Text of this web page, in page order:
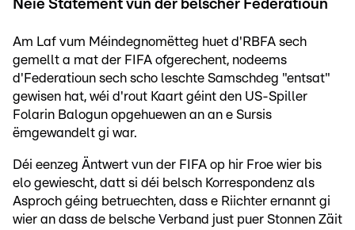
Neie Statement vun der belscher Federatioun
Am Laf vum Méindegnomëtteg huet d'RBFA sech
gemellt a mat der FIFA ofgerechent, nodeems
d'Federatioun sech scho leschte Samschdeg "entsat"
gewisen hat, wéi d'rout Kaart géint den US-Spiller
Folarin Balogun opgehuewen an an e Sursis
ëmgewandelt gi war.
Déi eenzeg Äntwert vun der FIFA op hir Froe wier bis
elo gewiescht, datt si déi belsch Korrespondenz als
Asproch géing betruechten, dass e Riichter ernannt gi
wier an dass de belsche Verband just puer Stonnen Zäit